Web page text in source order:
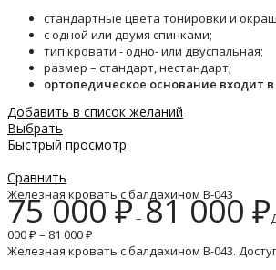
стандартные цвета тонировки и
с одной или двумя спинками;
тип кровати - одно- или двуспальная;
размер – стандарт, нестандарт;
ортопедическое основание входит
Добавить в список желаний
Выбрать
Быстрый просмотр
Сравнить
Железная кровать с балдахином B-043
75 000₽– 81 000 ₽
000 ₽ – 81 000 ₽
Железная кровать с балдахином B-043.